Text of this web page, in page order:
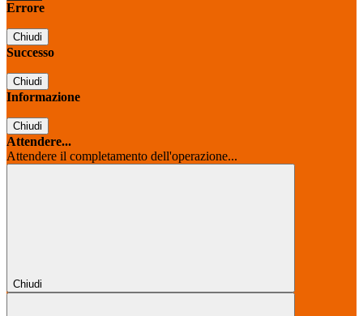
Errore
Chiudi
Successo
Chiudi
Informazione
Chiudi
Attendere...
Attendere il completamento dell'operazione...
Chiudi